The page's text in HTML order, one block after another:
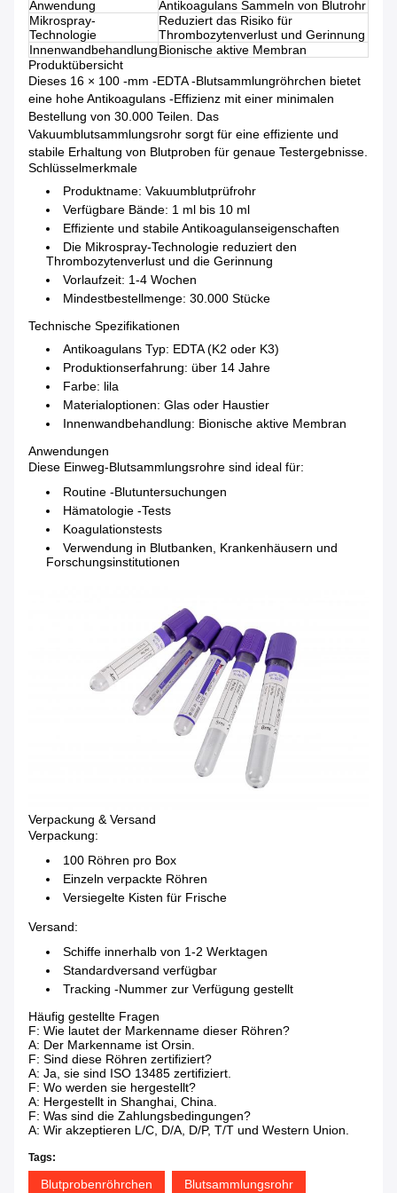
Anwendung
Antikoagulans Sammeln von Blutrohr
Mikrospray-
Technologie
Reduziert das Risiko für
Thrombozytenverlust und Gerinnung
InnenwandbehandlungBionische aktive Membran
Produktübersicht
Dieses 16 × 100 -mm -EDTA -Blutsammlungröhrchen bietet
eine hohe Antikoagulans -Effizienz mit einer minimalen
Bestellung von 30.000 Teilen. Das
Vakuumblutsammlungsrohr sorgt für eine effiziente und
stabile Erhaltung von Blutproben für genaue Testergebnisse.
Schlüsselmerkmale
Produktname: Vakuumblutprüfrohr
Verfügbare Bände: 1 ml bis 10 ml
Effiziente und stabile Antikoagulanseigenschaften
Die Mikrospray-Technologie reduziert den
Thrombozytenverlust und die Gerinnung
Vorlaufzeit: 1-4 Wochen
Mindestbestellmenge: 30.000 Stücke
Technische Spezifikationen
Antikoagulans Typ: EDTA (K2 oder K3)
Produktionserfahrung: über 14 Jahre
Farbe: lila
Materialoptionen: Glas oder Haustier
Innenwandbehandlung: Bionische aktive Membran
Anwendungen
Diese Einweg-Blutsammlungsrohre sind ideal für:
Routine -Blutuntersuchungen
Hämatologie -Tests
Koagulationstests
Verwendung in Blutbanken, Krankenhäusern und
Forschungsinstitutionen
Verpackung & Versand
Verpackung:
100 Röhren pro Box
Einzeln verpackte Röhren
Versiegelte Kisten für Frische
Versand:
Schiffe innerhalb von 1-2 Werktagen
Standardversand verfügbar
Tracking -Nummer zur Verfügung gestellt
Häufig gestellte Fragen
F: Wie lautet der Markenname dieser Röhren?
A: Der Markenname ist Orsin.
F: Sind diese Röhren zertifiziert?
A: Ja, sie sind ISO 13485 zertifiziert.
F: Wo werden sie hergestellt?
A: Hergestellt in Shanghai, China.
F: Was sind die Zahlungsbedingungen?
A: Wir akzeptieren L/C, D/A, D/P, T/T und Western Union.
Tags:
Blutprobenröhrchen Blutsammlungsrohr